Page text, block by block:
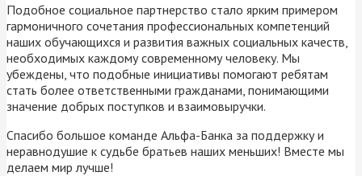
Подобное социальное партнерство стало ярким примером
гармоничного сочетания профессиональных компетенций
наших обучающихся и развития важных социальных качеств,
необходимых каждому современному человеку. Мы
убеждены, что подобные инициативы помогают ребятам
стать более ответственными гражданами, понимающими
значение добрых поступков и взаимовыручки.
Спасибо большое команде Альфа-Банка за поддержку и
неравнодушие к судьбе братьев наших меньших! Вместе мы
делаем мир лучше!